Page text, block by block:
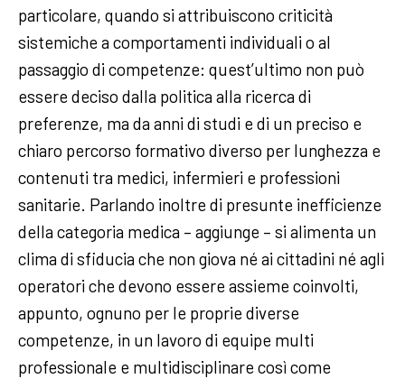
particolare, quando si attribuiscono criticità
sistemiche a comportamenti individuali o al
passaggio di competenze: quest’ultimo non può
essere deciso dalla politica alla ricerca di
preferenze, ma da anni di studi e di un preciso e
chiaro percorso formativo diverso per lunghezza e
contenuti tra medici, infermieri e professioni
sanitarie. Parlando inoltre di presunte inefficienze
della categoria medica – aggiunge – si alimenta un
clima di sfiducia che non giova né ai cittadini né agli
operatori che devono essere assieme coinvolti,
appunto, ognuno per le proprie diverse
competenze, in un lavoro di equipe multi
professionale e multidisciplinare così come